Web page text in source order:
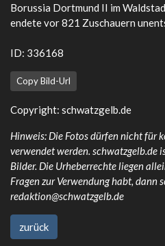
Borussia Dortmund II im
endete vor 821 Zuschauern
ID: 336168
Copy Bild-Url
Copyright: schwatzgelb.de
Hinweis: Die Fotos dürfen nicht für
verwendet werden. schwatzgelb.de
Bilder. Die Urheberrechte liegen
Fragen zur Verwendung habt, dann
redaktion@schwatzgelb.de
zurück